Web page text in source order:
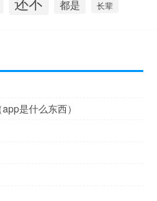
都是 长辈
是什么东西）